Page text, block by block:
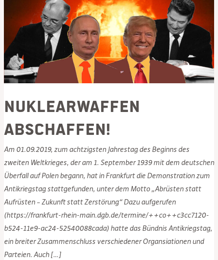
Nuklearwaffen
abschaffen!
Am 01.09.2019, zum achtzigsten Jahrestag des Beginns des
zweiten Weltkrieges, der am 1. September 1939 mit dem deutschen
Überfall auf Polen begann, hat in Frankfurt die Demonstration zum
Antikriegstag stattgefunden, unter dem Motto „Abrüsten statt
Aufrüsten – Zukunft statt Zerstörung“ Dazu aufgerufen
(https://frankfurt-rhein-main.dgb.de/termine/++co++c3cc7120-
b524-11e9-ac24-52540088cada) hatte das Bündnis Antikriegstag,
ein breiter Zusammenschluss verschiedener Organsiationen und
Parteien. Auch […]